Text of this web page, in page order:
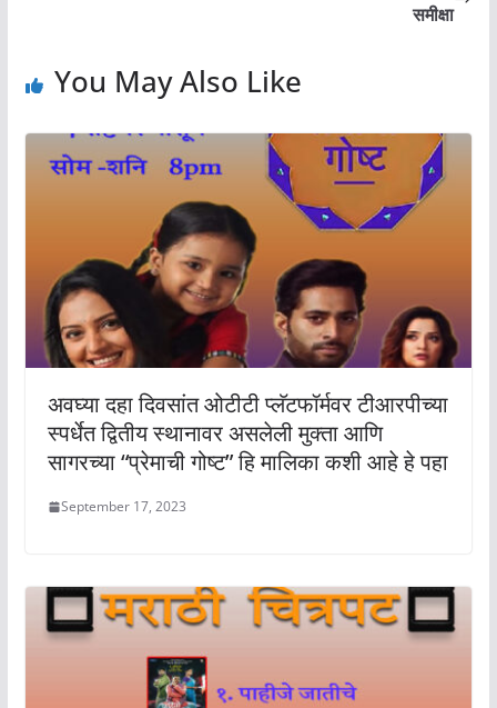
समीक्षा
You May Also Like
अवघ्या दहा दिवसांत ओटीटी प्लॅटफॉर्मवर टीआरपीच्या
स्पर्धेत द्वितीय स्थानावर असलेली मुक्ता आणि
सागरच्या “प्रेमाची गोष्ट” हि मालिका कशी आहे हे पहा
September 17, 2023